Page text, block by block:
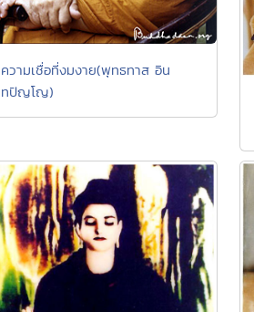
ความเชื่อที่งมงาย(พุทธทาส อิน
ทปัญโญ)